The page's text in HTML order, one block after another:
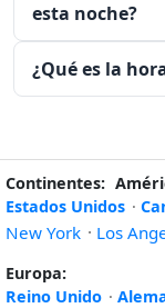
esta noche?
¿Qué es la
Continentes:
Estados Unidos ·
New York · Los
Europa:
Reino Unido ·